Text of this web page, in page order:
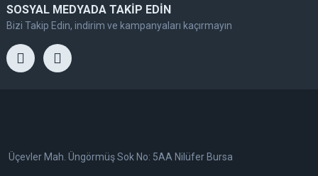
SOSYAL MEDYADA TAKİP EDİN
Bizi Takip Edin, indirim ve kampanyaları kaçırmayın
Üçevler Mah. Üngörmüş Sok No: 5AA Nilüfer Bursa